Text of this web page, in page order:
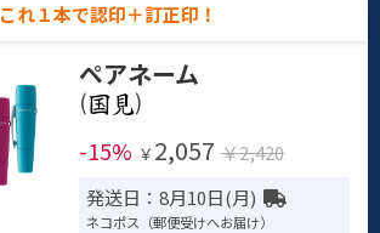
これ１本で認印＋訂正印！
ペアネーム
(
)
-15% ￥ 2,057 ￥2,420
発送日：8月10日(月)
ネコポス（郵便受けへお届け）